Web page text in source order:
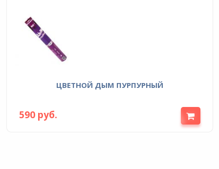
ЦВЕТНОЙ ДЫМ ПУРПУРНЫЙ
590 руб.